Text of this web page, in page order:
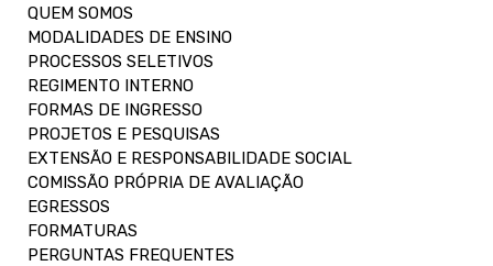
QUEM SOMOS
MODALIDADES DE ENSINO
PROCESSOS SELETIVOS
REGIMENTO INTERNO
FORMAS DE INGRESSO
PROJETOS E PESQUISAS
EXTENSÃO E RESPONSABILIDADE SOCIAL
COMISSÃO PRÓPRIA DE AVALIAÇÃO
EGRESSOS
FORMATURAS
PERGUNTAS FREQUENTES